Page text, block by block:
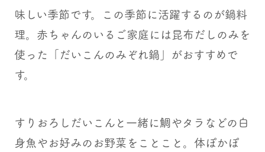
味しい季節です。この季節に活躍するのが鍋料
理。赤ちゃんのいるご家庭には昆布だしのみを
使った「だいこんのみぞれ鍋」がおすすめで
す。
すりおろしだいこんと一緒に鯛やタラなどの白
身魚やお好みのお野菜をことこと。体ぽかぽ